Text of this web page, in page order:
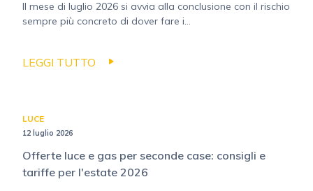
Il mese di luglio 2026 si avvia alla conclusione con il rischio
sempre più concreto di dover fare i...
LEGGI TUTTO
LUCE
12 luglio 2026
Offerte luce e gas per seconde case: consigli e
tariffe per l'estate 2026